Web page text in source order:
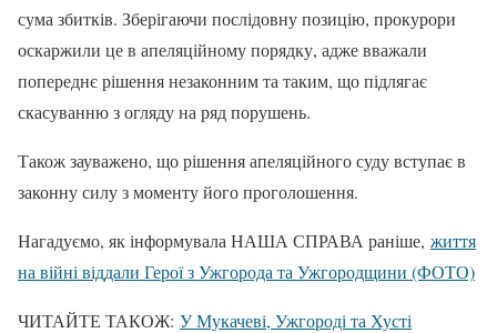
сума збитків. Зберігаючи послідовну позицію, прокурори
оскаржили це в апеляційному порядку, адже вважали
попереднє рішення незаконним та таким, що підлягає
скасуванню з огляду на ряд порушень.
Також зауважено, що рішення апеляційного суду вступає в
законну силу з моменту його проголошення.
Нагадуємо, як інформувала НАША СПРАВА раніше, життя
на війні віддали Герої з Ужгорода та Ужгородщини (ФОТО)
ЧИТАЙТЕ ТАКОЖ: У Мукачеві, Ужгороді та Хусті